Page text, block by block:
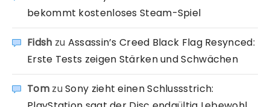
bekommt kostenloses Steam-Spiel
Fidsh zu Assassin’s Creed Black Flag Resynced:
Erste Tests zeigen Stärken und Schwächen
TomzuSony zieht einen Schlussstrich: